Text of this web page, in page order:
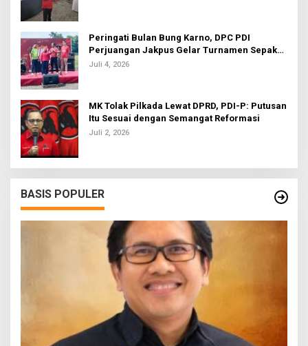
Peringati Bulan Bung Karno, DPC PDI
Perjuangan Jakpus Gelar Turnamen Sepak
Bola U-20
Juli 4, 2026
MK Tolak Pilkada Lewat DPRD, PDI-P: Putusan
Itu Sesuai dengan Semangat Reformasi
Juli 2, 2026
BASIS POPULER